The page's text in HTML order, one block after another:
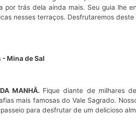
por trás dela ainda mais. Seu guia lhe
nesses terraços. Desfrutaremos
- Mina de Sal
MANHÃ. Fique diante de milhares
mais famosas do Vale Sagrado.
para desfrutar de um delicioso